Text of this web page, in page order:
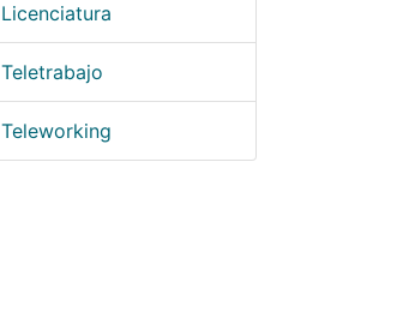
Licenciatura
Teletrabajo
Teleworking